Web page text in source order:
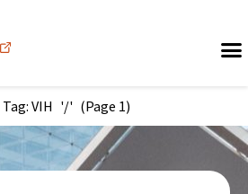
(nieuw venster)
Tag: VIH (Page 1)